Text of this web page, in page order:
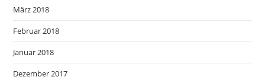
März 2018
Februar 2018
Januar 2018
Dezember 2017